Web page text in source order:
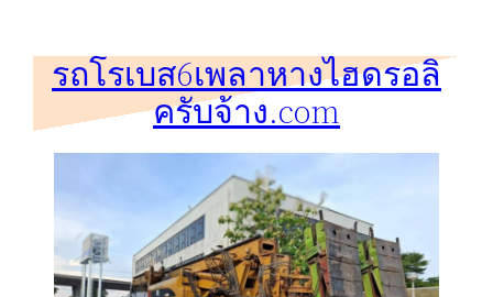
รถโรเบส6เพลาหางไฮดรอลิ
ครับจ้าง.com